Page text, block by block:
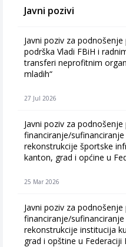
Javni pozivi
Javni poziv za
podrška Vladi FBiH i
transferi neprofitnim
mladih“
27 Jul 2026
Javni poziv za podnošenje
financiranje/
rekonstrukcije športske
kanton, grad i općine u
25 Mar 2026
Javni poziv za podnošenje
financiranje/
rekonstrukcije institucija
grad i opštine u Federaciji